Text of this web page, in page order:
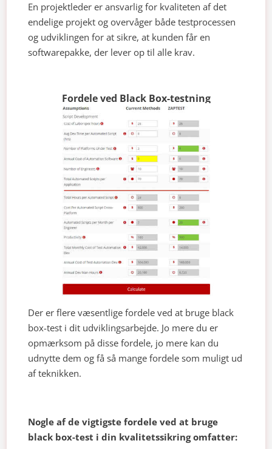
En projektleder er ansvarlig for kvaliteten af det
endelige projekt og overvåger både testprocessen
og udviklingen for at sikre, at kunden får en
softwarepakke, der lever op til alle krav.
Fordele ved Black Box-testning
Der er flere væsentlige fordele ved at bruge black
box-test i dit udviklingsarbejde. Jo mere du er
opmærksom på disse fordele, jo mere kan du
udnytte dem og få så mange fordele som muligt ud
af teknikken.
Nogle af de vigtigste fordele ved at bruge
black box-test i din kvalitetssikring omfatter: